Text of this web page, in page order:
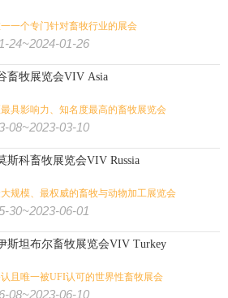
一个专门针对畜牧行业的展会
24~2024-01-26
畜牧展览会VIV Asia
具影响力、知名度最高的畜牧展览会
08~2023-03-10
斯科畜牧展览会VIV Russia
规模、最权威的畜牧与动物加工展览会
30~2023-06-01
斯坦布尔畜牧展览会VIV Turkey
且唯一被UFI认可的世界性畜牧展会
08~2023-06-10